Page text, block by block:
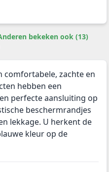
bekeken ook (13)
comfortabele, zachte en
hebben een
perfecte aansluiting op
beschermrandjes
lekkage. U herkent de
kleur op de